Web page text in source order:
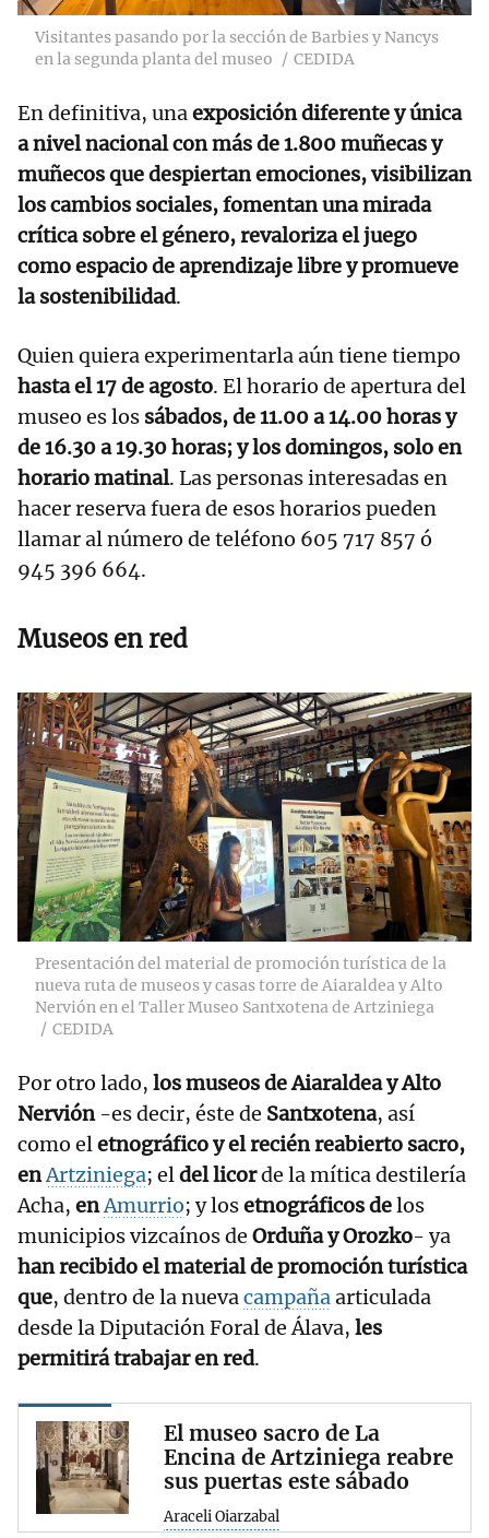
Visitantes pasando por la sección de Barbies y Nancys
en la segunda planta del museo
CEDIDA
En definitiva, unaexposición diferente y única
a nivel nacional con más de 1.800 muñecas y
muñecos que despiertan emociones, visibilizan
los cambios sociales, fomentan una mirada
crítica sobre el género, revaloriza el juego
como espacio de aprendizaje libre y promueve
la sostenibilidad.
Quien quiera experimentarla aún tiene tiempo
hasta el 17 de agosto. El horario de apertura del
museo es los sábados, de 11.00 a 14.00 horas y
de 16.30 a 19.30 horas; y los domingos, solo en
horario matinal. Las personas interesadas en
hacer reserva fuera de esos horarios pueden
llamar al número de teléfono 605 717 857 ó
945 396 664.
Museos en red
Presentación del material de promoción turística de la
nueva ruta de museos y casas torre de Aiaraldea y Alto
Nervión en el Taller Museo Santxotena de Artziniega
CEDIDA
Por otro lado, los museos de Aiaraldea y Alto
Nervión-es decir, éste de Santxotena, así
como eletnográfico y el recién reabierto sacro,
enArtziniega; eldel licorde la mítica destilería
Acha, enAmurrio; y losetnográficos delos
municipios vizcaínos de Orduña y Orozko- ya
han recibido el material de promoción turística
que, dentro de la nuevacampañaarticulada
desde la Diputación Foral de Álava, les
permitirá trabajar en red.
El museo sacro de La
Encina de Artziniega reabre
sus puertas este sábado
Araceli Oiarzabal